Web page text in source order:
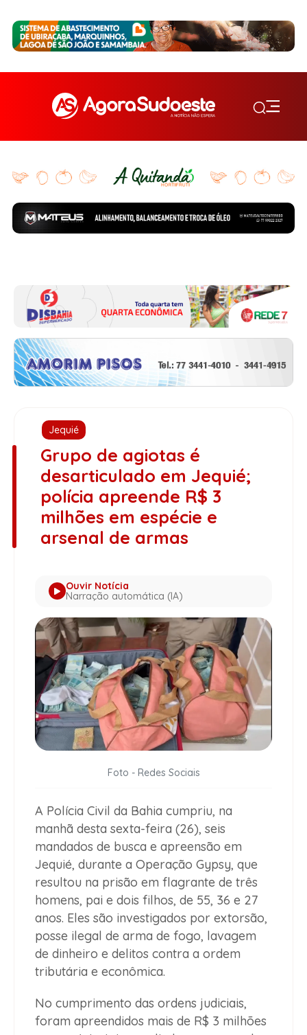
Jequié
Grupo de agiotas é
desarticulado em Jequié;
polícia apreende R$ 3
milhões em espécie e
arsenal de armas
Ouvir Notícia
Narração automática (IA)
Foto - Redes Sociais
A Polícia Civil da Bahia cumpriu, na
manhã desta sexta-feira (26), seis
mandados de busca e apreensão em
Jequié, durante a Operação Gypsy, que
resultou na prisão em flagrante de três
homens, pai e dois filhos, de 55, 36 e 27
anos. Eles são investigados por extorsão,
posse ilegal de arma de fogo, lavagem
de dinheiro e delitos contra a ordem
tributária e econômica.
No cumprimento das ordens judiciais,
foram apreendidos mais de R$ 3 milhões